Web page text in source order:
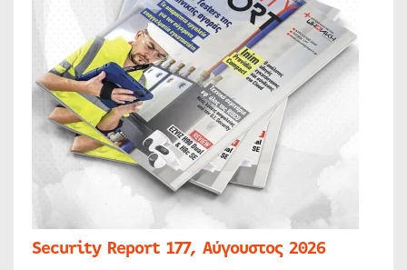
Security Report 177, Αύγουστος 2026